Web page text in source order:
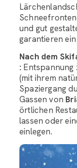
und gut
garantieren
Nach dem
: Entspannung
(mit ihrem
Spaziergang
Gassen von
örtlichen
lassen oder
einlegen.